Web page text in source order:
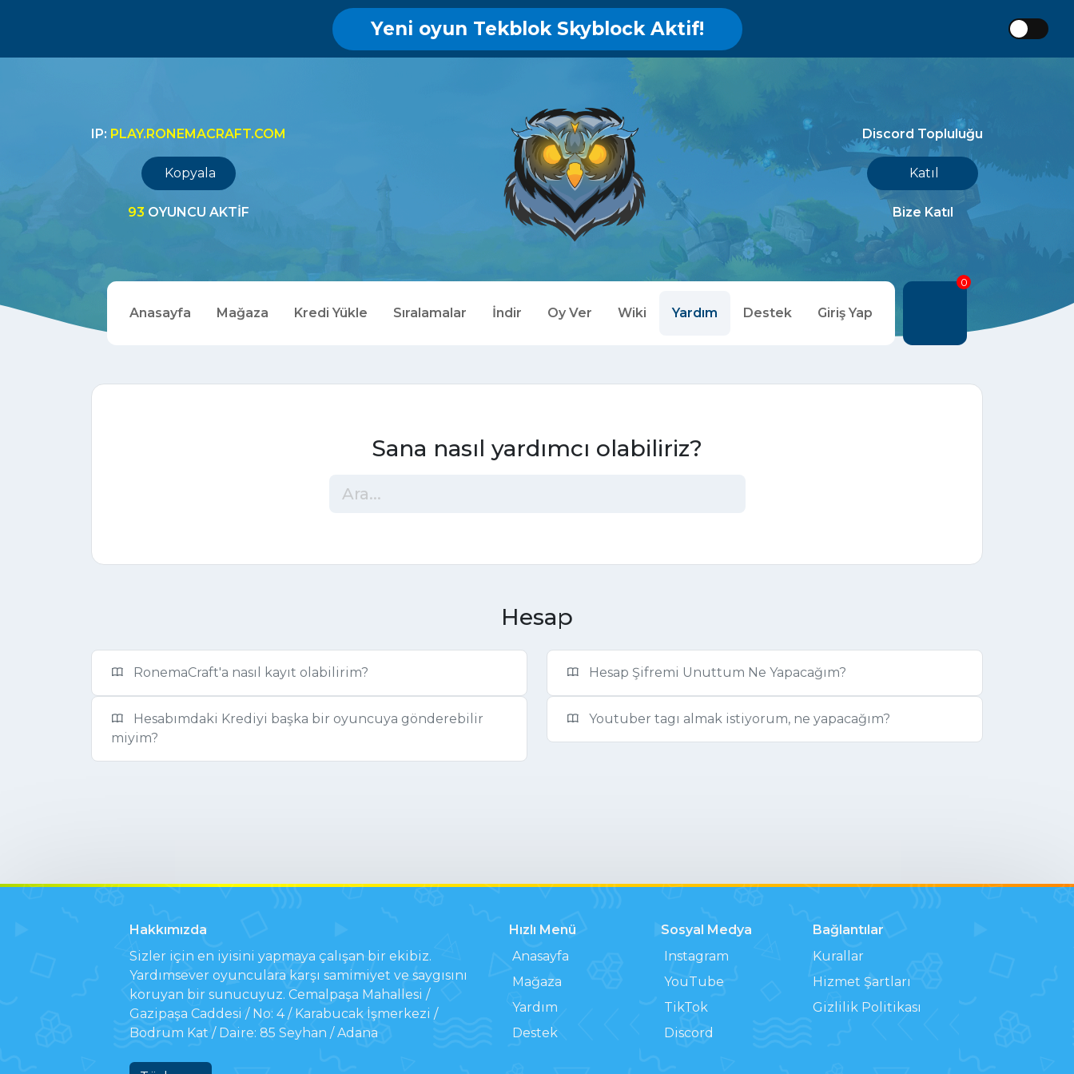
Yeni oyun Tekblok Skyblock Aktif!
IP: PLAY.RONEMACRAFT.COM
Kopyala
93 OYUNCU AKTIF
Discord Topluluğu
Katıl
Bize Katıl
Anasayfa Mağaza Kredi Yükle Sıralamalar İndir Oy Ver Wiki Yardım Destek Giriş Yap
0
Sana nasıl yardımcı olabiliriz?
Hesap
RonemaCraft'a nasıl kayıt olabilirim? Hesap Şifremi Unuttum Ne Yapacağım?
Hesabımdaki Krediyi başka bir oyuncuya gönderebilir
miyim?
Youtuber tagı almak istiyorum, ne yapacağım?
Hakkımızda
Sizler için en iyisini yapmaya çalışan bir ekibiz.
Yardımsever oyunculara karşı samimiyet ve saygısını
koruyan bir sunucuyuz. Cemalpaşa Mahallesi /
Gazipaşa Caddesi / No: 4 / Karabucak İşmerkezi /
Bodrum Kat / Daire: 85 Seyhan / Adana
Hızlı Menü
Anasayfa
Mağaza
Yardım
Destek
Sosyal Medya
Instagram
YouTube
TikTok
Discord
Bağlantılar
Kurallar
Hizmet Şartları
Gizlilik Politikası